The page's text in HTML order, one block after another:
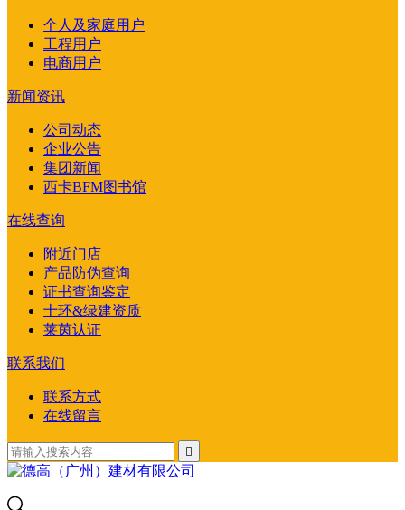
个人及家庭用户
工程用户
电商用户
新闻资讯
公司动态
企业公告
集团新闻
西卡BFM图书馆
在线查询
附近门店
产品防伪查询
证书查询鉴定
十环&绿建资质
莱茵认证
联系我们
联系方式
在线留言
